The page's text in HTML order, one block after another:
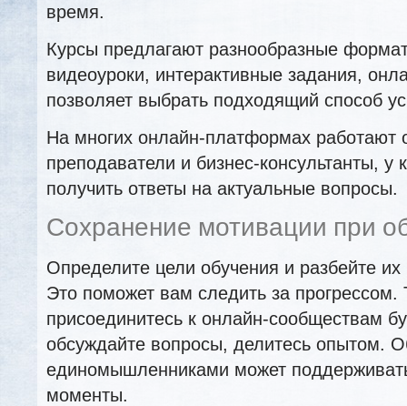
время.
Курсы предлагают разнообразные
видеоуроки, интерактивные задания,
позволяет выбрать подходящий способ
На многих онлайн-платформах работают
преподаватели и бизнес-консультанты, у
получить ответы на актуальные вопросы.
Сохранение мотивации при
Определите цели обучения и разбейте
Это поможет вам следить за прогрессом.
присоединитесь к онлайн-сообществам
обсуждайте вопросы, делитесь опытом.
единомышленниками может
моменты.